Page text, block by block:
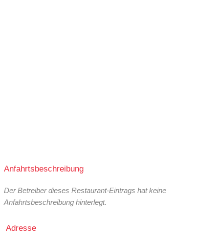
Anfahrtsbeschreibung
Der Betreiber dieses Restaurant-Eintrags hat keine
Anfahrtsbeschreibung hinterlegt.
Adresse